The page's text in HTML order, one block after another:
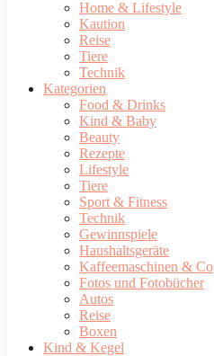
Home & Lifestyle
Kaution
Reise
Tiere
Technik
Kategorien
Food & Drinks
Kind & Baby
Beauty
Rezepte
Lifestyle
Tiere
Sport & Fitness
Technik
Gewinnspiele
Haushaltsgeräte
Kaffeemaschinen & Co
Fotos und Fotobücher
Autos
Reise
Boxen
Kind & Kegel